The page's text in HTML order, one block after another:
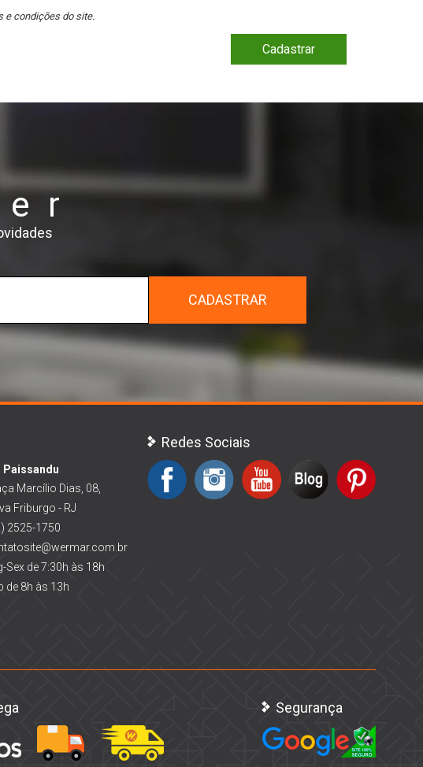
e condiçõesdo site.
Cadastrar
CADASTRAR
Paissandu
Marcílio Dias, 08,
Friburgo - RJ
2525-1750
Sex de 7:30h às 18h
de 8h às 13h
Redes Sociais
Segurança